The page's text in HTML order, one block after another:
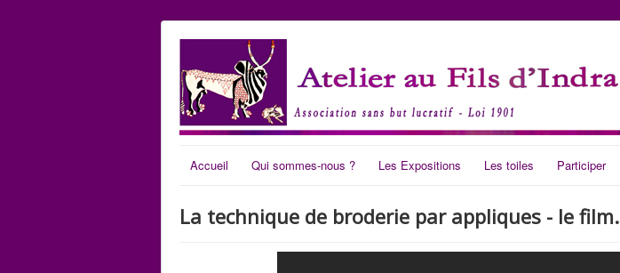
Accueil Qui sommes-nous ? Les Expositions Les toiles Participer
La technique de broderie par appliques - le film.